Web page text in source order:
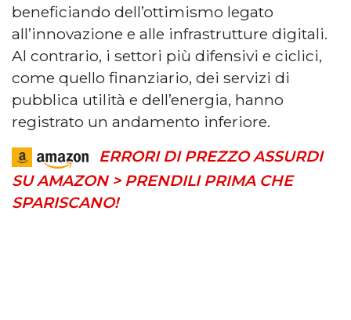
beneficiando dell’ottimismo legato
all’innovazione e alle infrastrutture digitali.
Al contrario, i settori più difensivi e ciclici,
come quello finanziario, dei servizi di
pubblica utilità e dell’energia, hanno
registrato un andamento inferiore.
ERRORI DI PREZZO ASSURDI
SU AMAZON > PRENDILI PRIMA CHE
SPARISCANO!